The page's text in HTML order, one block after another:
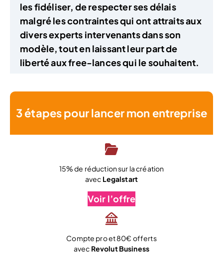
les fidéliser, de respecter ses délais
malgré les contraintes qui ont attraits aux
divers experts intervenants dans son
modèle, tout en laissant leur part de
liberté aux free-lances qui le souhaitent.
3 étapes pour lancer mon entreprise
15% de réduction sur la création
avec Legalstart
Voir l’offre
Compte pro et 80€ offerts
avec Revolut Business